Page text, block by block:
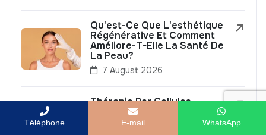
Qu'est-Ce Que L'esthétique
Régénérative Et Comment
Améliore-T-Elle La Santé De
La Peau?
7 August 2026
Thérapie Par Cellules
Souches En Médecine
Esthétique Et Ses
Téléphone E-mail WhatsApp